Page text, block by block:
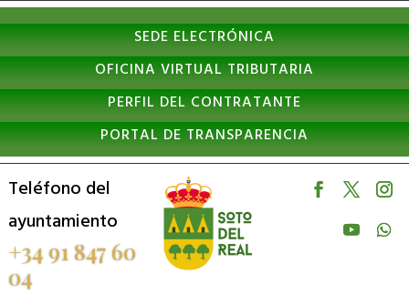
Nota:
este
sitio
web
incluye
un
sistema
de
accesibilidad.
SEDE ELECTRÓNICA
OFICINA VIRTUAL TRIBUTARIA
PERFIL DEL CONTRATANTE
PORTAL DE TRANSPARENCIA
Teléfono del
ayuntamiento
+34 91 847 60
04